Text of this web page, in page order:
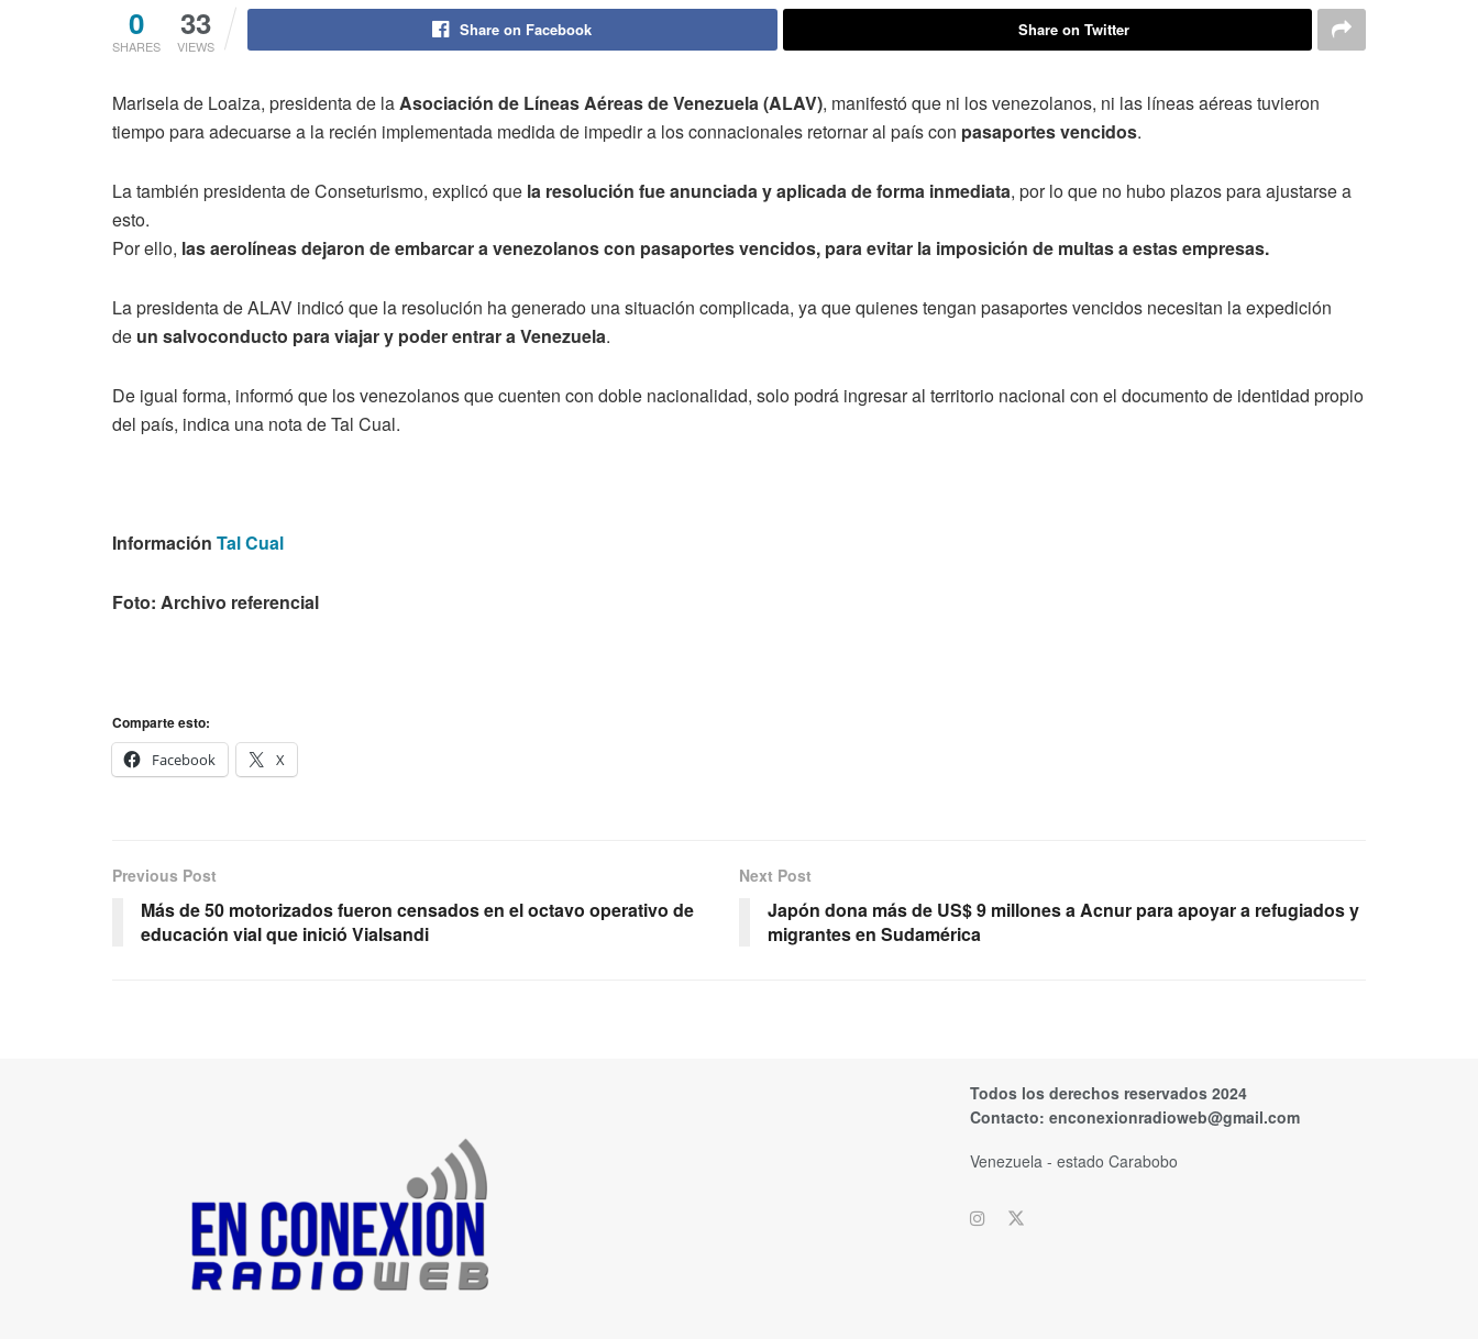
0
SHARES
33
VIEWS
Share on Facebook Share on Twitter
Marisela de Loaiza, presidenta de laAsociación de Líneas Aéreas de Venezuela (ALAV), manifestó que ni los venezolanos, ni las líneas aéreas tuvieron
tiempo para adecuarse a la recién implementada medida de impedir a los connacionales retornar al país con pasaportes vencidos.
La también presidenta de Conseturismo, explicó que la resolución fue anunciada y aplicada de forma inmediata, por lo que no hubo plazos para ajustarse a
esto.
Por ello, las aerolíneas dejaron de embarcar a venezolanos con pasaportes vencidos, para evitar la imposición de multas a estas empresas.
La presidenta de ALAV indicó que la resolución ha generado una situación complicada, ya que quienes tengan pasaportes vencidos necesitan la expedición
de un salvoconducto para viajar y poder entrar a Venezuela.
De igual forma, informó que los venezolanos que cuenten con doble nacionalidad, solo podrá ingresar al territorio nacional con el documento de identidad propio
del país, indica una nota de Tal Cual.
Información Tal Cual
Foto: Archivo referencial
Comparte esto:
Facebook
X
Previous Post
Más de 50 motorizados fueron censados en el octavo operativo de
educación vial que inició Vialsandi
Next Post
Japón dona más de US$ 9 millones a Acnur para apoyar a refugiados y
migrantes en Sudamérica
Todos los derechos reservados 2024
Contacto: enconexionradioweb@gmail.com
Venezuela - estado Carabobo